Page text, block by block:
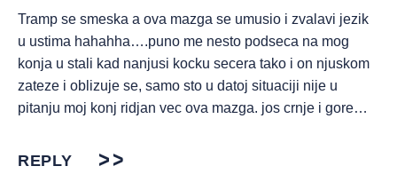
Tramp se smeska a ova mazga se umusio i zvalavi jezik
u ustima hahahha….puno me nesto podseca na mog
konja u stali kad nanjusi kocku secera tako i on njuskom
zateze i oblizuje se, samo sto u datoj situaciji nije u
pitanju moj konj ridjan vec ova mazga. jos crnje i gore…
REPLY